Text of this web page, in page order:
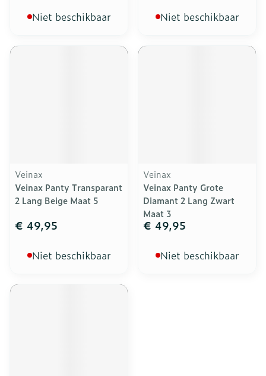
Niet beschikbaar Niet beschikbaar
Veinax
Veinax Panty Transparant
2 Lang Beige Maat 5
€ 49,95
Niet beschikbaar
Veinax
Veinax Panty Grote
Diamant 2 Lang Zwart
Maat 3
€ 49,95
Niet beschikbaar